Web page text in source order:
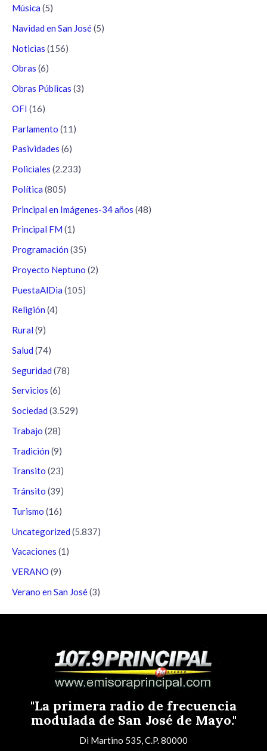
Música (5)
Navidad en San José(5)
Noticias (156)
Obras (6)
Obras Públicas (3)
OFI (16)
Parlamento (11)
Pasividades (6)
Policiales (2.233)
Política (805)
Principal en Imágenes-34 años (48)
Principal FM (1)
Programación (35)
Proyecto Neptuno (2)
PuestaAlDia (105)
Religión (4)
Rural (9)
Salud (74)
Seguridad (78)
Servicios (6)
Sociedad (3.529)
Trabajo (28)
Tradición (9)
Transito (23)
Tránsito (39)
Turismo (16)
Uncategorized (5.837)
Vacaciones (1)
VERANO (9)
Verano en San José(3)
"La primera radio de frecuencia
modulada de San José de Mayo."
Di Martino 535, C.P. 80000